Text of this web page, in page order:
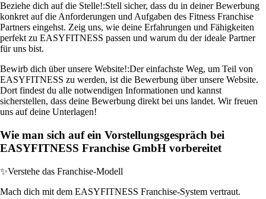
Beziehe dich auf die Stelle!:Stell sicher, dass du in deiner Bewerbung
konkret auf die Anforderungen und Aufgaben des Fitness Franchise
Partners eingehst. Zeig uns, wie deine Erfahrungen und Fähigkeiten
perfekt zu EASYFITNESS passen und warum du der ideale Partner
für uns bist.
Bewirb dich über unsere Website!:Der einfachste Weg, um Teil von
EASYFITNESS zu werden, ist die Bewerbung über unsere Website.
Dort findest du alle notwendigen Informationen und kannst
sicherstellen, dass deine Bewerbung direkt bei uns landet. Wir freuen
uns auf deine Unterlagen!
Wie man sich auf ein Vorstellungsgespräch bei
EASYFITNESS Franchise GmbH vorbereitet
✨Verstehe das Franchise-Modell
Mach dich mit dem EASYFITNESS Franchise-System vertraut.